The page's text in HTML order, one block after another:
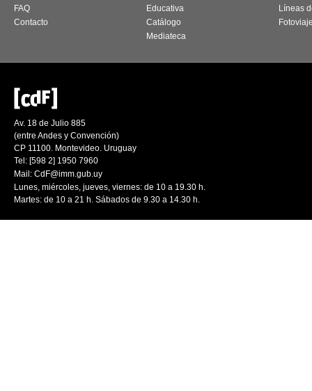
FAQ
Contacto
Educativa
Catálogo
Mediateca
Líneas
Av. 18 de Julio 885
(entre Andes y Convención)
CP 11100. Montevideo. Uruguay
Tel: [598 2] 1950 7960
Mail: CdF@imm.gub.uy
Lunes, miércoles, jueves, viernes: de 10 a 19.30 h.
Martes: de 10 a 21 h. Sábados de 9.30 a 14.30 h.